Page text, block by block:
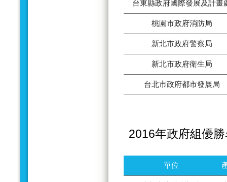
台東縣政府國際發展及計畫
桃園市政府消防局
新北市政府警察局
新北市政府衛生局
台北市政府都市發展局
2016年政府組優
單位